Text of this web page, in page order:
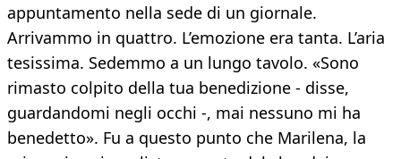
appuntamento nella sede di un giornale.
Arrivammo in quattro. L’emozione era tanta. L’aria
tesissima. Sedemmo a un lungo tavolo. «Sono
rimasto colpito della tua benedizione - disse,
guardandomi negli occhi -, mai nessuno mi ha
benedetto». Fu a questo punto che Marilena, la